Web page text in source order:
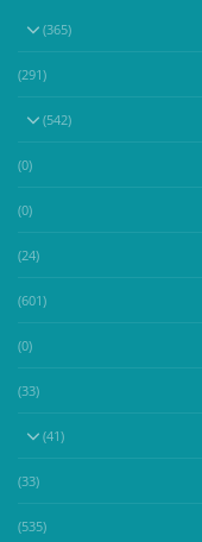
(365)
(291)
(542)
(0)
(0)
(24)
(601)
(0)
(33)
(41)
(33)
(535)